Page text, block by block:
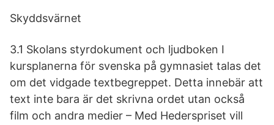
Skyddsvärnet
3.1 Skolans styrdokument och ljudboken I
kursplanerna för svenska på gymnasiet talas det
om det vidgade textbegreppet. Detta innebär att
text inte bara är det skrivna ordet utan också
film och andra medier – Med Hederspriset vill